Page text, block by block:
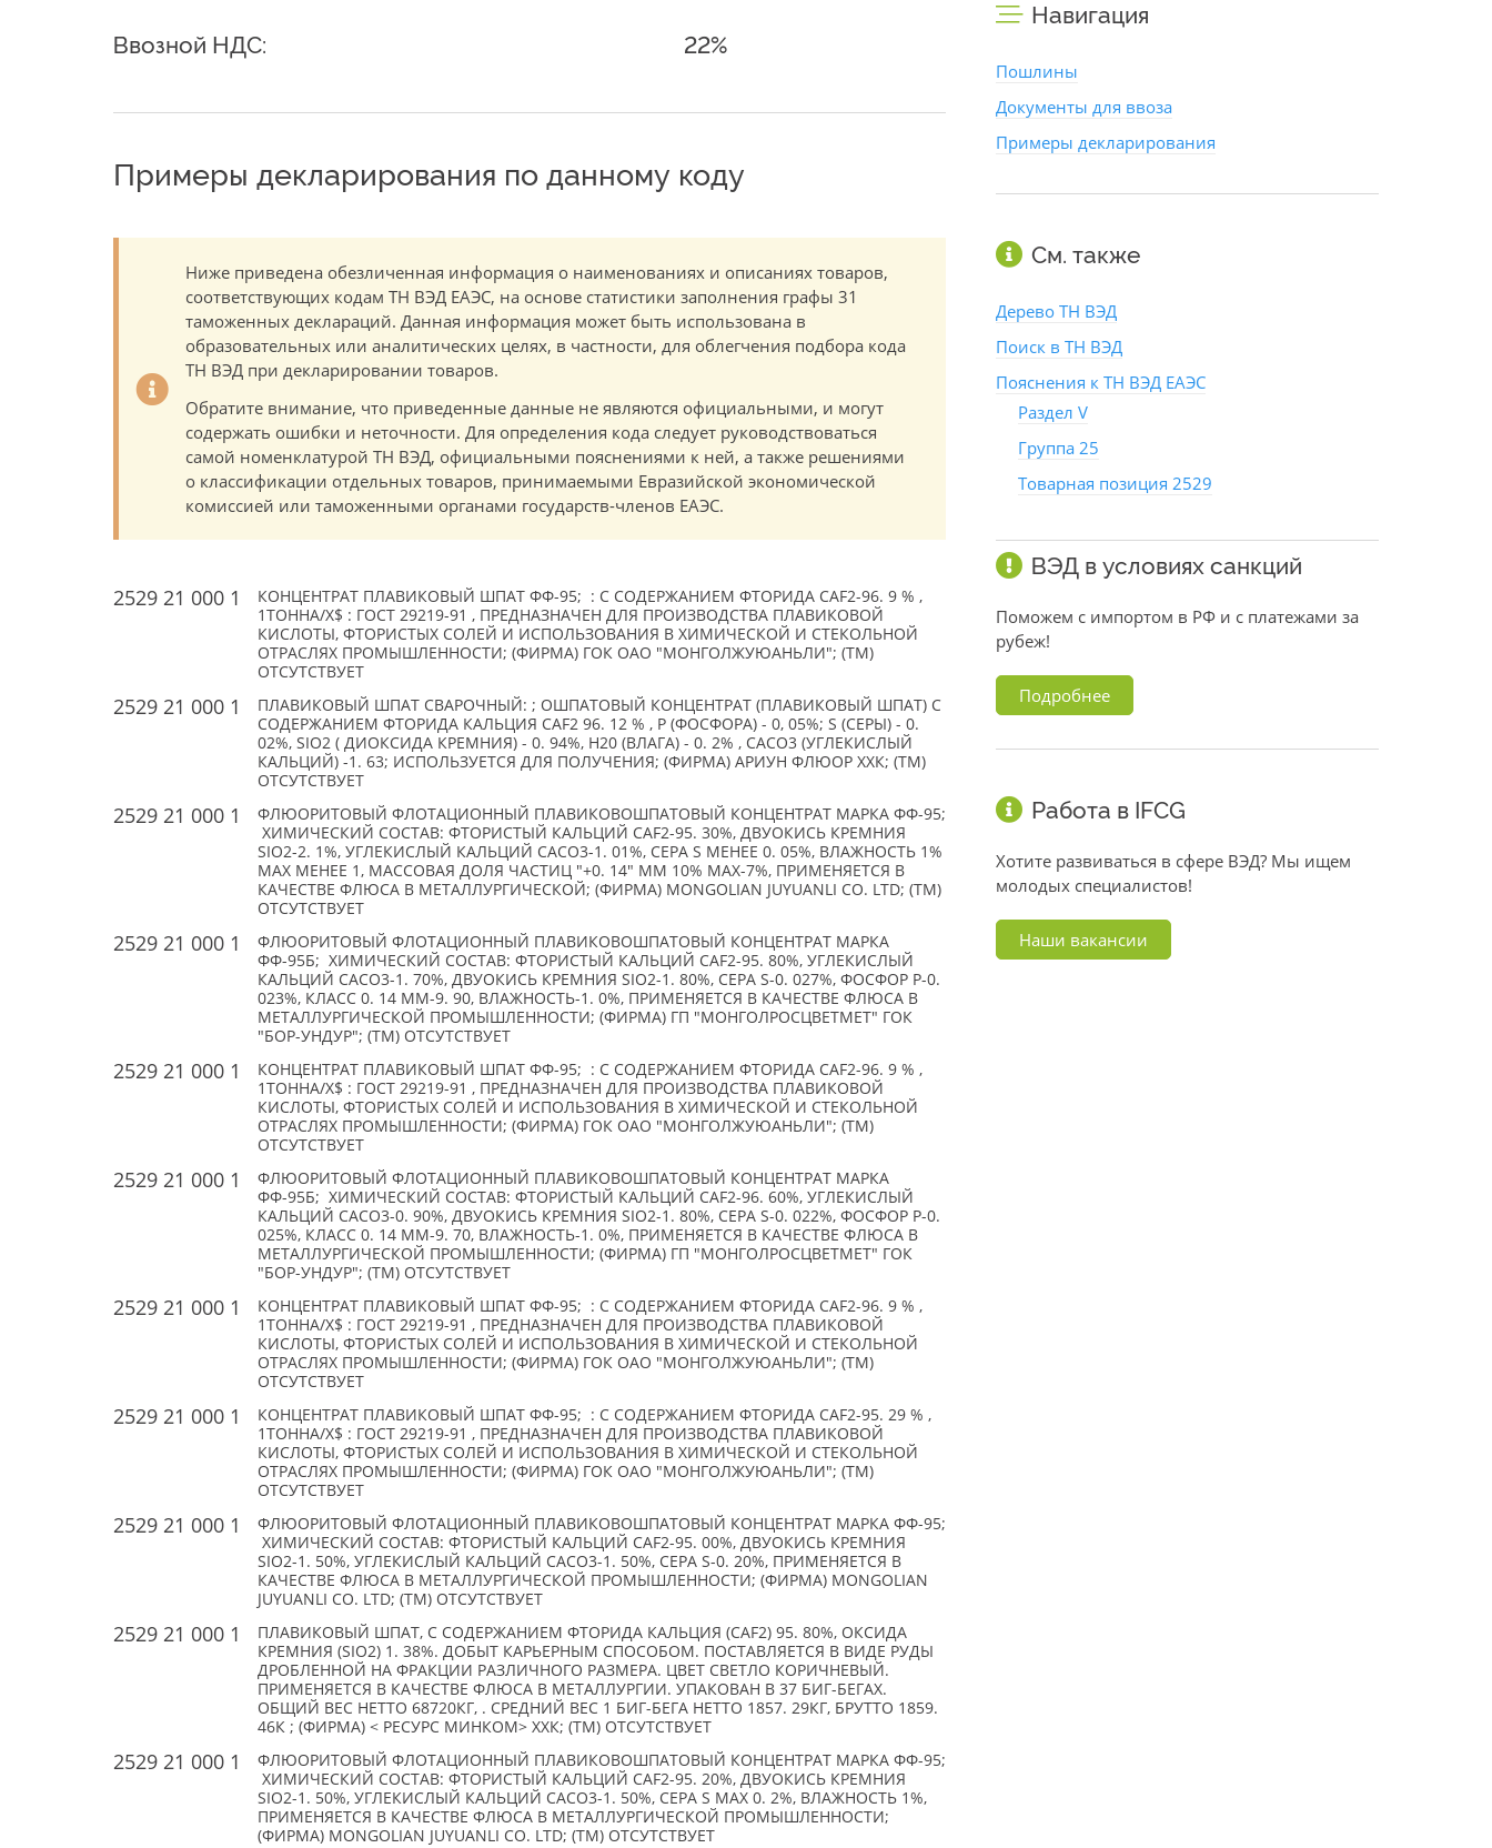
Ввозной НДС: 22%
Примеры декларирования по данному коду
Ниже приведена обезличенная информация о наименованиях и описаниях товаров,
соответствующих кодам ТН ВЭД ЕАЭС, на основе статистики заполнения графы 31
таможенных деклараций. Данная информация может быть использована в
образовательных или аналитических целях, в частности, для облегчения подбора кода
ТН ВЭД при декларировании товаров.
Обратите внимание, что приведенные данные не являются официальными, и могут
содержать ошибки и неточности. Для определения кода следует руководствоваться
самой номенклатурой ТН ВЭД, официальными пояснениями к ней, а также решениями
о классификации отдельных товаров, принимаемыми Евразийской экономической
комиссией или таможенными органами государств-членов ЕАЭС.
2529 21 000 1
КОНЦЕНТРАТ ПЛАВИКОВЫЙ ШПАТ ФФ-95; : С СОДЕРЖАНИЕМ ФТОРИДА CAF2-96. 9 % ,
1ТОННА/X$ : ГОСТ 29219-91 , ПРЕДНАЗНАЧЕН ДЛЯ ПРОИЗВОДСТВА ПЛАВИКОВОЙ
КИСЛОТЫ, ФТОРИСТЫХ СОЛЕЙ И ИСПОЛЬЗОВАНИЯ В ХИМИЧЕСКОЙ И СТЕКОЛЬНОЙ
ОТРАСЛЯХ ПРОМЫШЛЕННОСТИ; (ФИРМА) ГОК ОАО "МОНГОЛЖУЮАНЬЛИ"; (TM)
ОТСУТСТВУЕТ
2529 21 000 1
ПЛАВИКОВЫЙ ШПАТ СВАРОЧНЫЙ: ; ОШПАТОВЫЙ КОНЦЕНТРАТ (ПЛАВИКОВЫЙ ШПАТ) С
СОДЕРЖАНИЕМ ФТОРИДА КАЛЬЦИЯ CAF2 96. 12 % , P (ФОСФОРА) - 0, 05%; S (СЕРЫ) - 0.
02%, SIO2 ( ДИОКСИДА КРЕМНИЯ) - 0. 94%, H20 (ВЛАГА) - 0. 2% , САСО3 (УГЛЕКИСЛЫЙ
КАЛЬЦИЙ) -1. 63; ИСПОЛЬЗУЕТСЯ ДЛЯ ПОЛУЧЕНИЯ; (ФИРМА) АРИУН ФЛЮОР ХХК; (TM)
ОТСУТСТВУЕТ
2529 21 000 1
ФЛЮОРИТОВЫЙ ФЛОТАЦИОННЫЙ ПЛАВИКОВОШПАТОВЫЙ КОНЦЕНТРАТ МАРКА ФФ-95;
ХИМИЧЕСКИЙ СОСТАВ: ФТОРИСТЫЙ КАЛЬЦИЙ CAF2-95. 30%, ДВУОКИСЬ КРЕМНИЯ
SIO2-2. 1%, УГЛЕКИСЛЫЙ КАЛЬЦИЙ CACO3-1. 01%, СЕРА S МЕНЕЕ 0. 05%, ВЛАЖНОСТЬ 1%
MAX МЕНЕЕ 1, МАССОВАЯ ДОЛЯ ЧАСТИЦ "+0. 14" ММ 10% MAX-7%, ПРИМЕНЯЕТСЯ В
КАЧЕСТВЕ ФЛЮСА В МЕТАЛЛУРГИЧЕСКОЙ; (ФИРМА) MONGOLIAN JUYUANLI CO. LTD; (TM)
ОТСУТСТВУЕТ
2529 21 000 1
ФЛЮОРИТОВЫЙ ФЛОТАЦИОННЫЙ ПЛАВИКОВОШПАТОВЫЙ КОНЦЕНТРАТ МАРКА
ФФ-95Б; ХИМИЧЕСКИЙ СОСТАВ: ФТОРИСТЫЙ КАЛЬЦИЙ CAF2-95. 80%, УГЛЕКИСЛЫЙ
КАЛЬЦИЙ CACO3-1. 70%, ДВУОКИСЬ КРЕМНИЯ SIO2-1. 80%, СЕРА S-0. 027%, ФОСФОР Р-0.
023%, КЛАСС 0. 14 ММ-9. 90, ВЛАЖНОСТЬ-1. 0%, ПРИМЕНЯЕТСЯ В КАЧЕСТВЕ ФЛЮСА В
МЕТАЛЛУРГИЧЕСКОЙ ПРОМЫШЛЕННОСТИ; (ФИРМА) ГП "МОНГОЛРОСЦВЕТМЕТ" ГОК
"БОР-УНДУР"; (TM) ОТСУТСТВУЕТ
2529 21 000 1
КОНЦЕНТРАТ ПЛАВИКОВЫЙ ШПАТ ФФ-95; : С СОДЕРЖАНИЕМ ФТОРИДА CAF2-96. 9 % ,
1ТОННА/X$ : ГОСТ 29219-91 , ПРЕДНАЗНАЧЕН ДЛЯ ПРОИЗВОДСТВА ПЛАВИКОВОЙ
КИСЛОТЫ, ФТОРИСТЫХ СОЛЕЙ И ИСПОЛЬЗОВАНИЯ В ХИМИЧЕСКОЙ И СТЕКОЛЬНОЙ
ОТРАСЛЯХ ПРОМЫШЛЕННОСТИ; (ФИРМА) ГОК ОАО "МОНГОЛЖУЮАНЬЛИ"; (TM)
ОТСУТСТВУЕТ
2529 21 000 1
ФЛЮОРИТОВЫЙ ФЛОТАЦИОННЫЙ ПЛАВИКОВОШПАТОВЫЙ КОНЦЕНТРАТ МАРКА
ФФ-95Б; ХИМИЧЕСКИЙ СОСТАВ: ФТОРИСТЫЙ КАЛЬЦИЙ CAF2-96. 60%, УГЛЕКИСЛЫЙ
КАЛЬЦИЙ CACO3-0. 90%, ДВУОКИСЬ КРЕМНИЯ SIO2-1. 80%, СЕРА S-0. 022%, ФОСФОР Р-0.
025%, КЛАСС 0. 14 ММ-9. 70, ВЛАЖНОСТЬ-1. 0%, ПРИМЕНЯЕТСЯ В КАЧЕСТВЕ ФЛЮСА В
МЕТАЛЛУРГИЧЕСКОЙ ПРОМЫШЛЕННОСТИ; (ФИРМА) ГП "МОНГОЛРОСЦВЕТМЕТ" ГОК
"БОР-УНДУР"; (TM) ОТСУТСТВУЕТ
2529 21 000 1
КОНЦЕНТРАТ ПЛАВИКОВЫЙ ШПАТ ФФ-95; : С СОДЕРЖАНИЕМ ФТОРИДА CAF2-96. 9 % ,
1ТОННА/X$ : ГОСТ 29219-91 , ПРЕДНАЗНАЧЕН ДЛЯ ПРОИЗВОДСТВА ПЛАВИКОВОЙ
КИСЛОТЫ, ФТОРИСТЫХ СОЛЕЙ И ИСПОЛЬЗОВАНИЯ В ХИМИЧЕСКОЙ И СТЕКОЛЬНОЙ
ОТРАСЛЯХ ПРОМЫШЛЕННОСТИ; (ФИРМА) ГОК ОАО "МОНГОЛЖУЮАНЬЛИ"; (TM)
ОТСУТСТВУЕТ
2529 21 000 1
КОНЦЕНТРАТ ПЛАВИКОВЫЙ ШПАТ ФФ-95; : С СОДЕРЖАНИЕМ ФТОРИДА CAF2-95. 29 % ,
1ТОННА/X$ : ГОСТ 29219-91 , ПРЕДНАЗНАЧЕН ДЛЯ ПРОИЗВОДСТВА ПЛАВИКОВОЙ
КИСЛОТЫ, ФТОРИСТЫХ СОЛЕЙ И ИСПОЛЬЗОВАНИЯ В ХИМИЧЕСКОЙ И СТЕКОЛЬНОЙ
ОТРАСЛЯХ ПРОМЫШЛЕННОСТИ; (ФИРМА) ГОК ОАО "МОНГОЛЖУЮАНЬЛИ"; (TM)
ОТСУТСТВУЕТ
2529 21 000 1
ФЛЮОРИТОВЫЙ ФЛОТАЦИОННЫЙ ПЛАВИКОВОШПАТОВЫЙ КОНЦЕНТРАТ МАРКА ФФ-95;
ХИМИЧЕСКИЙ СОСТАВ: ФТОРИСТЫЙ КАЛЬЦИЙ CAF2-95. 00%, ДВУОКИСЬ КРЕМНИЯ
SIO2-1. 50%, УГЛЕКИСЛЫЙ КАЛЬЦИЙ CACO3-1. 50%, СЕРА S-0. 20%, ПРИМЕНЯЕТСЯ В
КАЧЕСТВЕ ФЛЮСА В МЕТАЛЛУРГИЧЕСКОЙ ПРОМЫШЛЕННОСТИ; (ФИРМА) MONGOLIAN
JUYUANLI CO. LTD; (TM) ОТСУТСТВУЕТ
2529 21 000 1
ПЛАВИКОВЫЙ ШПАТ, С СОДЕРЖАНИЕМ ФТОРИДА КАЛЬЦИЯ (CAF2) 95. 80%, ОКСИДА
КРЕМНИЯ (SIO2) 1. 38%. ДОБЫТ КАРЬЕРНЫМ СПОСОБОМ. ПОСТАВЛЯЕТСЯ В ВИДЕ РУДЫ
ДРОБЛЕННОЙ НА ФРАКЦИИ РАЗЛИЧНОГО РАЗМЕРА. ЦВЕТ СВЕТЛО КОРИЧНЕВЫЙ.
ПРИМЕНЯЕТСЯ В КАЧЕСТВЕ ФЛЮСА В МЕТАЛЛУРГИИ. УПАКОВАН В 37 БИГ-БЕГАХ.
ОБЩИЙ ВЕС НЕТТО 68720КГ, . СРЕДНИЙ ВЕС 1 БИГ-БЕГА НЕТТО 1857. 29КГ, БРУТТО 1859.
46К ; (ФИРМА) < РЕСУРС МИНКОМ> ХХК; (TM) ОТСУТСТВУЕТ
2529 21 000 1
ФЛЮОРИТОВЫЙ ФЛОТАЦИОННЫЙ ПЛАВИКОВОШПАТОВЫЙ КОНЦЕНТРАТ МАРКА ФФ-95;
ХИМИЧЕСКИЙ СОСТАВ: ФТОРИСТЫЙ КАЛЬЦИЙ CAF2-95. 20%, ДВУОКИСЬ КРЕМНИЯ
SIO2-1. 50%, УГЛЕКИСЛЫЙ КАЛЬЦИЙ CACO3-1. 50%, СЕРА S MAX 0. 2%, ВЛАЖНОСТЬ 1%,
ПРИМЕНЯЕТСЯ В КАЧЕСТВЕ ФЛЮСА В МЕТАЛЛУРГИЧЕСКОЙ ПРОМЫШЛЕННОСТИ;
(ФИРМА) MONGOLIAN JUYUANLI CO. LTD; (TM) ОТСУТСТВУЕТ
Навигация
Пошлины
Документы для ввоза
Примеры декларирования
См. также
Дерево ТН ВЭД
Поиск в ТН ВЭД
Пояснения к ТН ВЭД ЕАЭС
Раздел V
Группа 25
Товарная позиция 2529
ВЭД в условиях санкций
Поможем с импортом в РФ и с платежами за
рубеж!
Подробнее
Работа в IFCG
Хотите развиваться в сфере ВЭД? Мы ищем
молодых специалистов!
Наши вакансии